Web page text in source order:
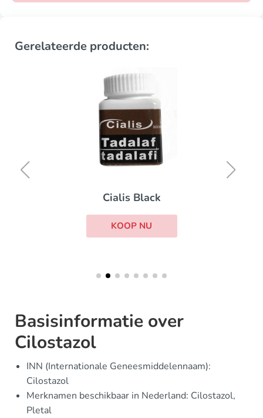
Gerelateerde producten:
Cialis Black
KOOP NU
Basisinformatie over
Cilostazol
INN (Internationale Geneesmiddelennaam):
Cilostazol
Merknamen beschikbaar in Nederland: Cilostazol,
Pletal